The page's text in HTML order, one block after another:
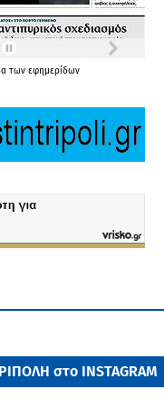
των εφημερίδων
στο INSTAGRAM